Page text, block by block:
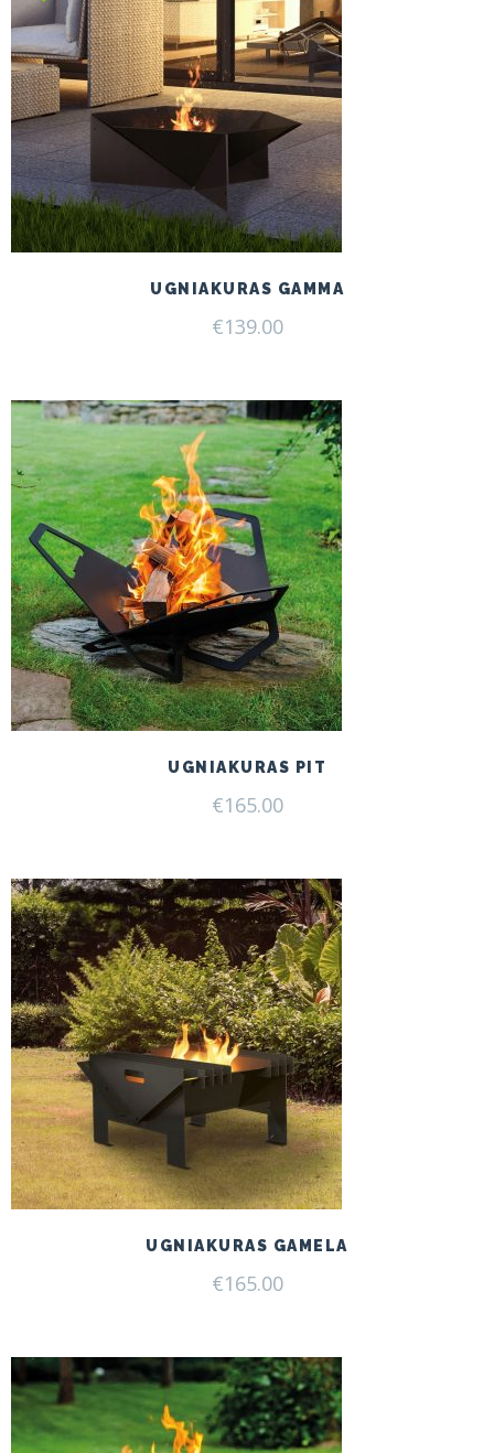
UGNIAKURAS GAMMA
€139.00
UGNIAKURAS PIT
€165.00
UGNIAKURAS GAMELA
€165.00